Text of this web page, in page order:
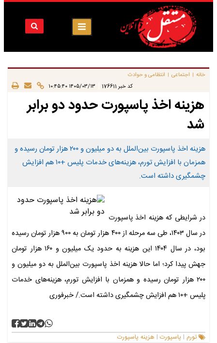
خانه | اجتماعی | انتظامی و حوادث
کد خبر 176611 ۱۴۰۵/۰۳/۱۳ ۱۰:۴۵:۴۰
هزینه اخذ پاسپورت حدود دو برابر
شد
هزینه اخذ پاسپورت بین‌الملل به دو میلیون و ۲۰۰ هزار تومان رسیده و
همزمان با افزایش تورم، هزینه‌های خدمات پلیس +۱۰ هم افزایش
چشمگیری داشته است.
در شرایطی که هزینه اخذ پاسپورت
در سال ۱۴۰۳، طی سه مرحله از ۴۰۰ هزار تومان به ۹۰۰ هزار تومان رسیده
بود، در سال ۱۴۰۴ این هزینه به حدود یک میلیون و ۱۶۰ هزار تومان
جهش پیدا کرد؛ اما حالا هزینه اخذ پاسپورت بین‌الملل به دو میلیون و
۲۰۰ هزار تومان رسیده و همزمان با افزایش تورم، هزینه‌های خدمات
پلیس +۱۰ هم افزایش چشمگیری داشته است./ خبرفوری
تورم | پاسپورت | هزینه پاسپورت